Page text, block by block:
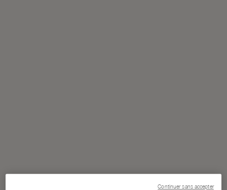
Continuer sans accepter